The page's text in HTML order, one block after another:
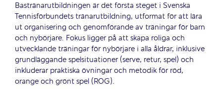
Bastränarutbildningen är det första steget i Svenska
Tennisförbundets tränarutbildning, utformat för att lära
ut organisering och genomförande av träningar för barn
och nybörjare. Fokus ligger på att skapa roliga och
utvecklande träningar för nybörjare i alla åldrar, inklusive
grundläggande spelsituationer (serve, retur, spel) och
inkluderar praktiska övningar och metodik för röd,
orange och grönt spel (ROG).